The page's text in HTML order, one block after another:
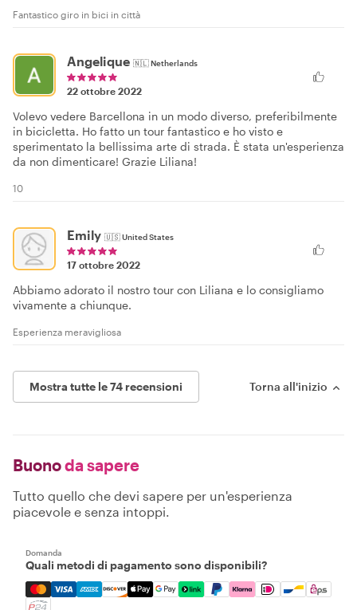
Fantastico giro in bici in città
Angelique 🇳🇱Netherlands
22 ottobre 2022
Volevo vedere Barcellona in un modo diverso, preferibilmente
in bicicletta. Ho fatto un tour fantastico e ho visto e
sperimentato la bellissima arte di strada. È stata un'esperienza
da non dimenticare! Grazie Liliana!
10
Emily 🇺🇸United States
17 ottobre 2022
Abbiamo adorato il nostro tour con Liliana e lo consigliamo
vivamente a chiunque.
Esperienza meravigliosa
Mostra tutte le 74 recensioni Torna all'inizio
Buonoda sapere
Tutto quello che devi sapere per un'esperienza
piacevole e senza intoppi.
Domanda
Quali metodi di pagamento sono disponibili?
Mastercard, Visa, Amex, Discover, Apple Pay, Google